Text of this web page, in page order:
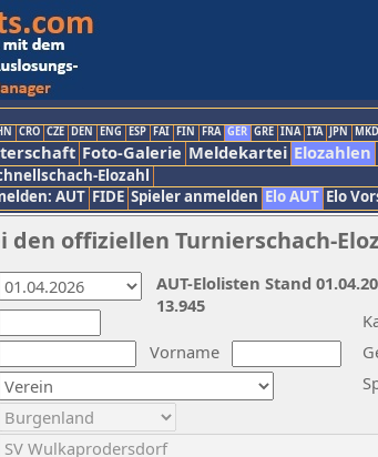
CRO CZE DEN ENG ESP FAI FIN FRA GER GRE INA ITA JPN MKD
Foto-Galerie Meldekartei Elozahlen
Elozahl
AUT FIDE Spieler anmelden Elo AUT Elo
offiziellen Turnierschach-
Vorname
AUT-Elolisten Stand
13.945